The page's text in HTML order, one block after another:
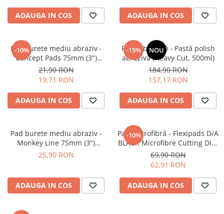
ADAUGA IN COS ADAUGA IN COS
-10%
Pad burete mediu abraziv -
Concept Pads 75mm (3")
Yellow Polishing Pad
21,90 RON
19,71 RON
ADAUGA IN COS
-15% NOU
Feynlab® A50 - Pastă polish
abrazivă (Heavy Cut, 500ml)
184,90 RON
157,17 RON
ADAUGA IN COS
Pad burete mediu abraziv -
Monkey Line 75mm (3")
Orange Medium-Cut Pad
25,90 RON
ADAUGA IN COS
-10%
Pad microfibră - Flexipads D/A
BLACK Microfibre Cutting Disc
6" (150mm)
69,90 RON
62,91 RON
ADAUGA IN COS